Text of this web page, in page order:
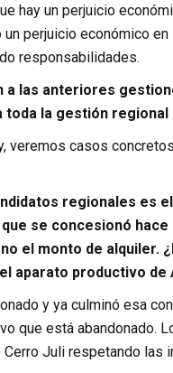
hay un perjuicio
perjuicio económico
responsabilidades.
a las anteriores
la gestión regional
veremos casos
regionales es
se concesionó
el monto de
aparato productivo
y ya culminó esa
que está abandonado.
Juli respetando las